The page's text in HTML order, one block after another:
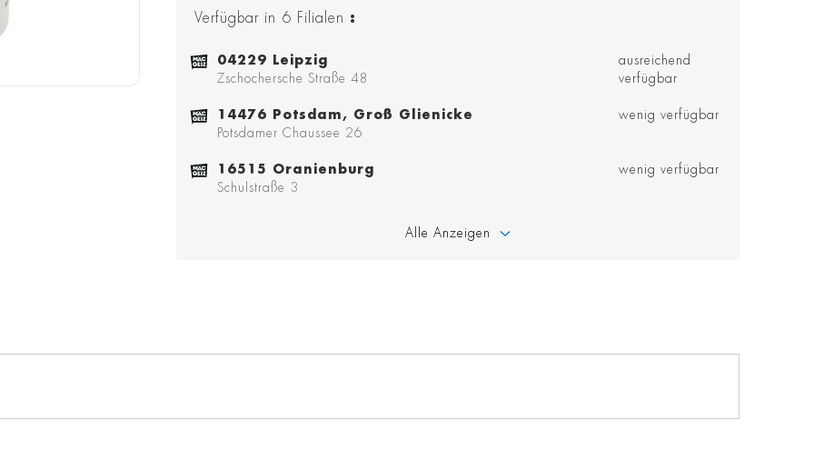
Verfügbar in 6 Filialen :
04229 Leipzig
Zschochersche Straße 48
ausreichend
verfügbar
14476 Potsdam, Groß Glienicke
Potsdamer Chaussee 26
wenig verfügbar
16515 Oranienburg
Schulstraße 3
wenig verfügbar
Alle Anzeigen